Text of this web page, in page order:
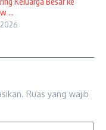
...
2026
Ruas yang wajib